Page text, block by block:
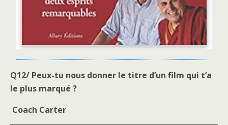
Q12/ Peux-tu nous donner le titre d’un film qui t’a
le plus marqué ?
Coach Carter